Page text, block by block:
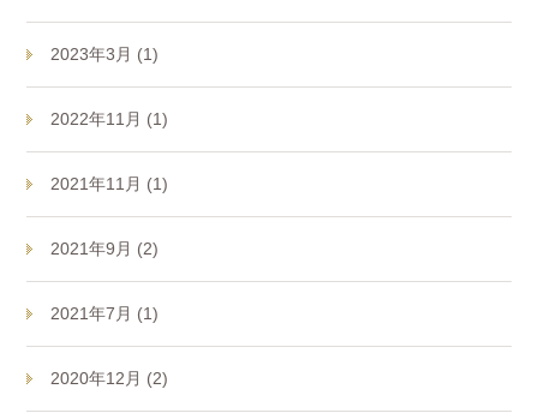
2023年3月 (1)
2022年11月 (1)
2021年11月 (1)
2021年9月 (2)
2021年7月 (1)
2020年12月 (2)